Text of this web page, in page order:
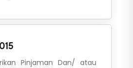
Pinjaman Dan/ atau